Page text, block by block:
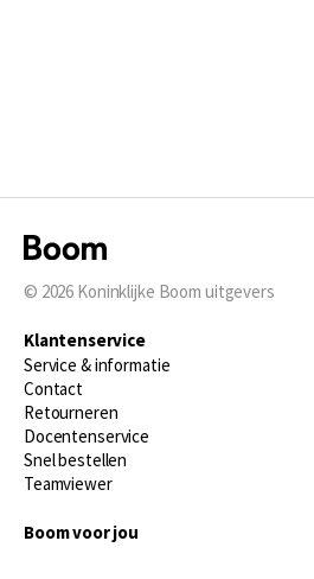
© 2026 Koninklijke Boom uitgevers
Klantenservice
Service & informatie
Contact
Retourneren
Docentenservice
Snel bestellen
Teamviewer
Boom voor jou